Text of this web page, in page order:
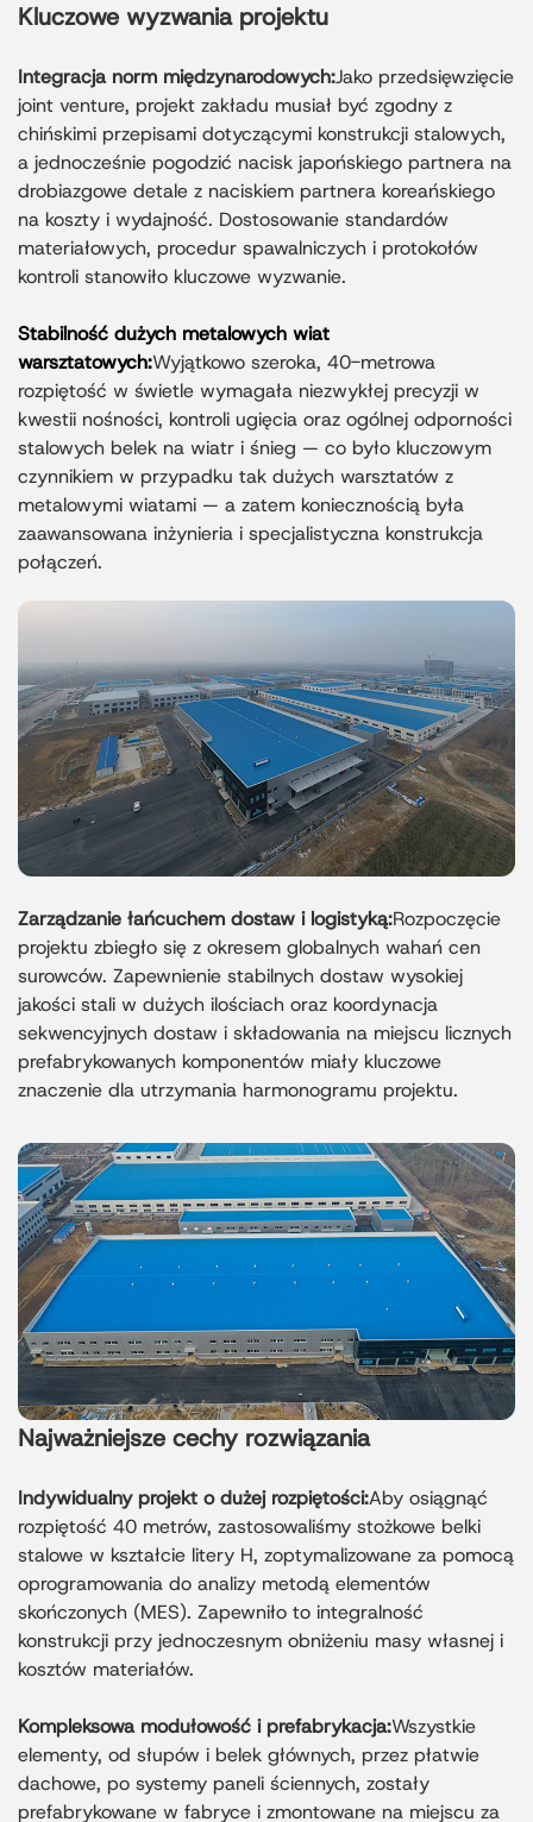
Kluczowe wyzwania projektu
Integracja norm międzynarodowych:Jako przedsięwzięcie
joint venture, projekt zakładu musiał być zgodny z
chińskimi przepisami dotyczącymi konstrukcji stalowych,
a jednocześnie pogodzić nacisk japońskiego partnera na
drobiazgowe detale z naciskiem partnera koreańskiego
na koszty i wydajność. Dostosowanie standardów
materiałowych, procedur spawalniczych i protokołów
kontroli stanowiło kluczowe wyzwanie.
Stabilność dużych metalowych wiat
warsztatowych:Wyjątkowo szeroka, 40-metrowa
rozpiętość w świetle wymagała niezwykłej precyzji w
kwestii nośności, kontroli ugięcia oraz ogólnej odporności
stalowych belek na wiatr i śnieg — co było kluczowym
czynnikiem w przypadku tak dużych warsztatów z
metalowymi wiatami — a zatem koniecznością była
zaawansowana inżynieria i specjalistyczna konstrukcja
połączeń.
Zarządzanie łańcuchem dostaw i logistyką:Rozpoczęcie
projektu zbiegło się z okresem globalnych wahań cen
surowców. Zapewnienie stabilnych dostaw wysokiej
jakości stali w dużych ilościach oraz koordynacja
sekwencyjnych dostaw i składowania na miejscu licznych
prefabrykowanych komponentów miały kluczowe
znaczenie dla utrzymania harmonogramu projektu.
Najważniejsze cechy rozwiązania
Indywidualny projekt o dużej rozpiętości:Aby osiągnąć
rozpiętość 40 metrów, zastosowaliśmy stożkowe belki
stalowe w kształcie litery H, zoptymalizowane za pomocą
oprogramowania do analizy metodą elementów
skończonych (MES). Zapewniło to integralność
konstrukcji przy jednoczesnym obniżeniu masy własnej i
kosztów materiałów.
Kompleksowa modułowość i prefabrykacja:Wszystkie
elementy, od słupów i belek głównych, przez płatwie
dachowe, po systemy paneli ściennych, zostały
prefabrykowane w fabryce i zmontowane na miejscu za